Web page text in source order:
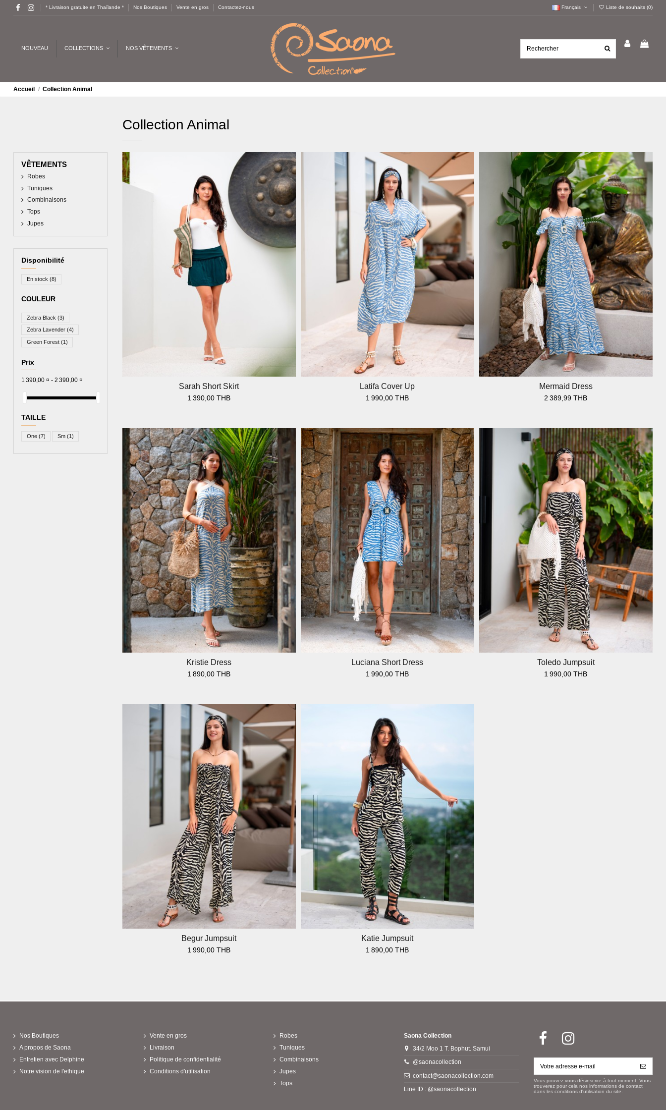
* Livraison gratuite en Thaïlande * Nos Boutiques Vente en gros Contactez-nous Français Liste de souhaits (0)
NOUVEAU COLLECTIONS NOS VÊTEMENTS
Accueil Collection Animal
Collection Animal
Sarah Short Skirt
1 390,00 THB
Latifa Cover Up
1 990,00 THB
Mermaid Dress
2 389,99 THB
Kristie Dress
1 890,00 THB
Luciana Short Dress
1 990,00 THB
Toledo Jumpsuit
1 990,00 THB
Begur Jumpsuit
1 990,00 THB
Katie Jumpsuit
1 890,00 THB
VÊTEMENTS
Robes
Tuniques
Combinaisons
Tops
Jupes
Disponibilité
En stock (8)
COULEUR
Zebra Black (3)
Zebra Lavender (4)
Green Forest (1)
Prix
1 390,00 ¤ - 2 390,00 ¤
TAILLE
One (7) Sm (1)
Nos Boutiques
A propos de Saona
Entretien avec Delphine
Notre vision de l'ethique
Vente en gros
Livraison
Politique de confidentialité
Conditions d'utilisation
Robes
Tuniques
Combinaisons
Jupes
Tops
Saona Collection
34/2 Moo 1 T. Bophut. Samui
@saonacollection
contact@saonacollection.com
Line ID : @saonacollection
Vous pouvez vous désinscrire à tout moment. Vous
trouverez pour cela nos informations de contact
dans les conditions d'utilisation du site.